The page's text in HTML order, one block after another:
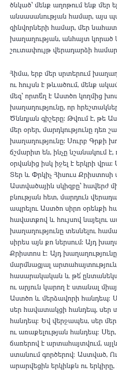
ծնկած՝ մենք աղոթում ենք
անսասանության համար, այս
զինվորների համար, մեր
խաղաղության, անհայտ կորած
շուտափույթ վերադարձի
Հիմա, երբ մեր սրտերում
ու հույսն է թևածում, մենք
մեզ՝ որտե՞ղ է Աստծո կողմից
խաղաղությունը, որ
Ծննդյան գիշերը: Թվում է, թե
մեր օրեր, մարդկությունը դեռ
խաղաղությունը: Սուրբ Գրքի
ճշմարիտ են, ինչը նշանակում
օրվանից իսկ իջել է երկրի
Տեր և Փրկիչ Հիսուս Քրիստոսի
Աստվածային սկիզբը՝ հավերժ
բնության հետ, մարդուն
ապրելու Աստծո սիրո օրենքի
հավատքով և հույսով նայելու
խաղաղությունը տեսնելու
սիրես այն քո ներսում: Այդ
Քրիստոս է։ Այդ
մարմնացյալ արտահայտություն,
հասարակական և թե՛
ու արյուն կարող է ստանալ
Աստծո և մերձավորի հանդեպ։
սեր հավատակցի հանդեպ, սեր
հանդեպ։ Եվ վերջապես, սեր
ու առաքելության հանդեպ։ Սեր,
ճառերով է արտահայտվում,
ստանում գործերով։ Աստված,
արարվեցին երկինքն ու